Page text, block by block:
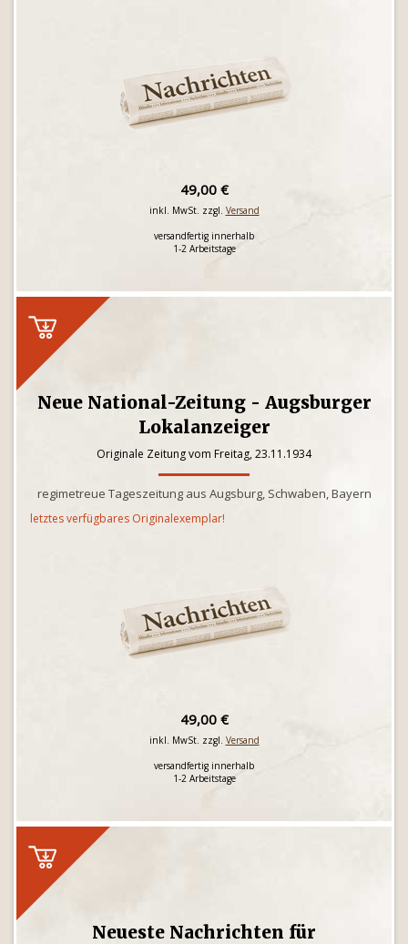
49,00 €
inkl. MwSt. zzgl. Versand
versandfertig innerhalb
1-2 Arbeitstage
Neue National-Zeitung - Augsburger
Lokalanzeiger
Originale Zeitung vom Freitag, 23.11.1934
regimetreue Tageszeitung aus Augsburg, Schwaben, Bayern
letztes verfügbares Originalexemplar!
49,00 €
inkl. MwSt. zzgl. Versand
versandfertig innerhalb
1-2 Arbeitstage
Neueste Nachrichten für